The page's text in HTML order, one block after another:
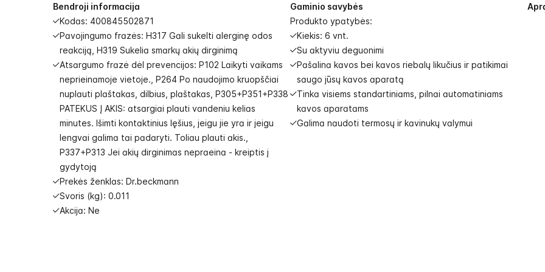
Bendroji informacija
Kodas: 400845502871
Pavojingumo frazės: H317 Gali sukelti alerginę odos
reakciją, H319 Sukelia smarkų akių dirginimą
Atsargumo frazė dėl prevencijos: P102 Laikyti vaikams
neprieinamoje vietoje., P264 Po naudojimo kruopščiai
nuplauti plaštakas, dilbius, plaštakas, P305+P351+P338
PATEKUS Į AKIS: atsargiai plauti vandeniu kelias
minutes. Išimti kontaktinius lęšius, jeigu jie yra ir jeigu
lengvai galima tai padaryti. Toliau plauti akis.,
P337+P313 Jei akių dirginimas nepraeina - kreiptis į
gydytoją
Prekės ženklas: Dr.beckmann
Svoris (kg): 0.011
Akcija: Ne
Gaminio savybės
Produkto ypatybės:
Kiekis: 6 vnt.
Su aktyviu deguonimi
Pašalina kavos bei kavos riebalų likučius ir patikimai
saugo jūsų kavos aparatą
Tinka visiems standartiniams, pilnai automatiniams
kavos aparatams
Galima naudoti termosų ir kavinukų valymui